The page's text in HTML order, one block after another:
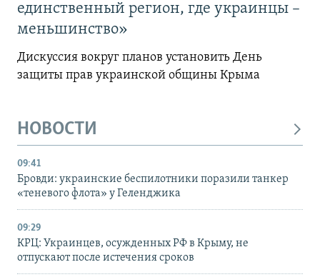
единственный регион, где украинцы –
меньшинство»
Дискуссия вокруг планов установить День
защиты прав украинской общины Крыма
НОВОСТИ
09:41
Бровди: украинские беспилотники поразили танкер
«теневого флота» у Геленджика
09:29
КРЦ: Украинцев, осужденных РФ в Крыму, не
отпускают после истечения сроков